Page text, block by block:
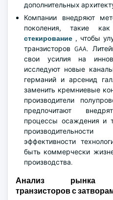
дополнительных
Компании внедряют
поколения, такие
стекирование , чтобы
транзисторов GAA.
свои усилия на
исследуют новые
германий и арсенид
заменить кремниевые
производители
предпочитают
процессы осаждения и
эффективности
быть коммерчески
производства.
Анализ рынка
транзисторов с